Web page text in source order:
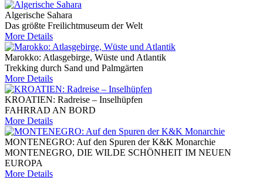
Algerische Sahara
Das größte Freilichtmuseum der Welt
More Details
Marokko: Atlasgebirge, Wüste und Atlantik
Trekking durch Sand und Palmgärten
More Details
KROATIEN: Radreise – Inselhüpfen
FAHRRAD AN BORD
More Details
MONTENEGRO: Auf den Spuren der K&K Monarchie
MONTENEGRO, DIE WILDE SCHÖNHEIT IM NEUEN
EUROPA
More Details